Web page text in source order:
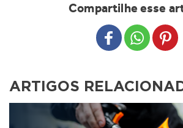
Compartilhe esse
Share to Facebook
Share to
ARTIGOS